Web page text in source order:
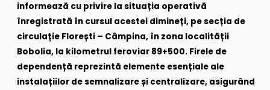
informează cu privire la situația operativă
înregistrată în cursul acestei dimineți, pe secția de
circulație Florești – Câmpina, în zona localității
Bobolia, la kilometrul feroviar 89+500. Firele de
dependență reprezintă elemente esențiale ale
instalațiilor de semnalizare și centralizare, asigurând